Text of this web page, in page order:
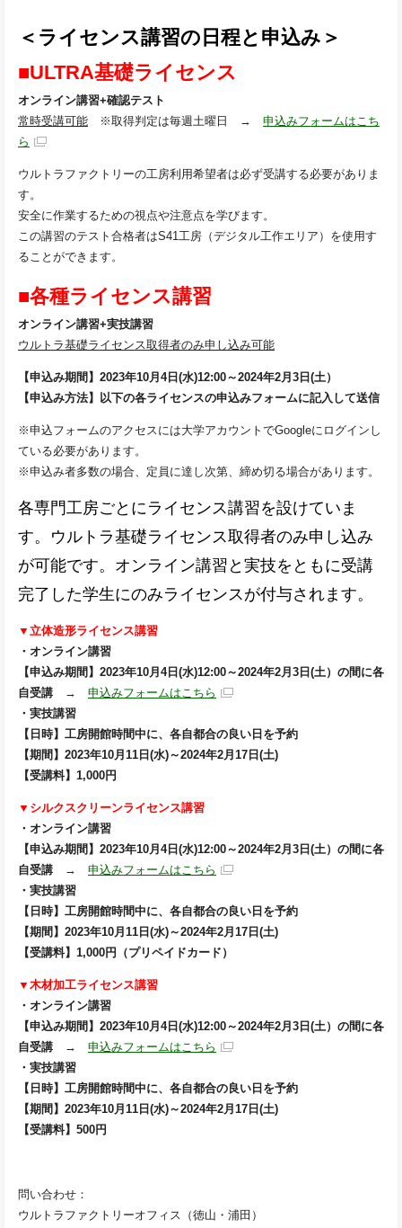
＜ライセンス講習の日程と申込み＞
■ULTRA基礎ライセンス
オンライン講習+確認テスト
常時受講可能 ※取得判定は毎週土曜日 → 申込みフォームはこち
ら
ウルトラファクトリーの工房利用希望者は必ず受講する必要がありま
す。
安全に作業するための視点や注意点を学びます。
この講習のテスト合格者はS41工房（デジタル工作エリア）を使用す
ることができます。
■各種ライセンス講習
オンライン講習+実技講習
ウルトラ基礎ライセンス取得者のみ申し込み可能
【申込み期間】2023年10月4日(水)12:00～2024年2月3日(土）
【申込み方法】以下の各ライセンスの申込みフォームに記入して送信
※申込フォームのアクセスには大学アカウントでGoogleにログインし
ている必要があります。
※申込み者多数の場合、定員に達し次第、締め切る場合があります。
各専門工房ごとにライセンス講習を設けていま
す。ウルトラ基礎ライセンス取得者のみ申し込み
が可能です。オンライン講習と実技をともに受講
完了した学生にのみライセンスが付与されます。
▼立体造形ライセンス講習
・オンライン講習
【申込み期間】2023年10月4日(水)12:00～2024年2月3日(土）の間に各
自受講 → 申込みフォームはこちら
・実技講習
【日時】工房開館時間中に、各自都合の良い日を予約
【期間】2023年10月11日(水)～2024年2月17日(土)
【受講料】1,000円
▼シルクスクリーンライセンス講習
・オンライン講習
【申込み期間】2023年10月4日(水)12:00～2024年2月3日(土）の間に各
自受講 → 申込みフォームはこちら
・実技講習
【日時】工房開館時間中に、各自都合の良い日を予約
【期間】2023年10月11日(水)～2024年2月17日(土)
【受講料】1,000円（プリペイドカード）
▼木材加工ライセンス講習
・オンライン講習
【申込み期間】2023年10月4日(水)12:00～2024年2月3日(土）の間に各
自受講 → 申込みフォームはこちら
・実技講習
【日時】工房開館時間中に、各自都合の良い日を予約
【期間】2023年10月11日(水)～2024年2月17日(土)
【受講料】500円
問い合わせ：
ウルトラファクトリーオフィス（徳山・浦田）